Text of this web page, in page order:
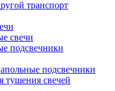
транспорт
свечи
подсвечники
подсвечники
тушения свечей